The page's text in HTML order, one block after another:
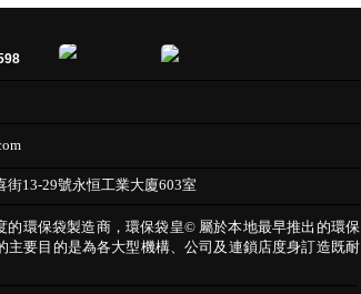
街13-29號永恒工業大廈603室
環保袋製造商，環保袋皇© 屬於本地最早推出的環保
要目的是為各大型機構、公司及連鎖店度身訂造既耐